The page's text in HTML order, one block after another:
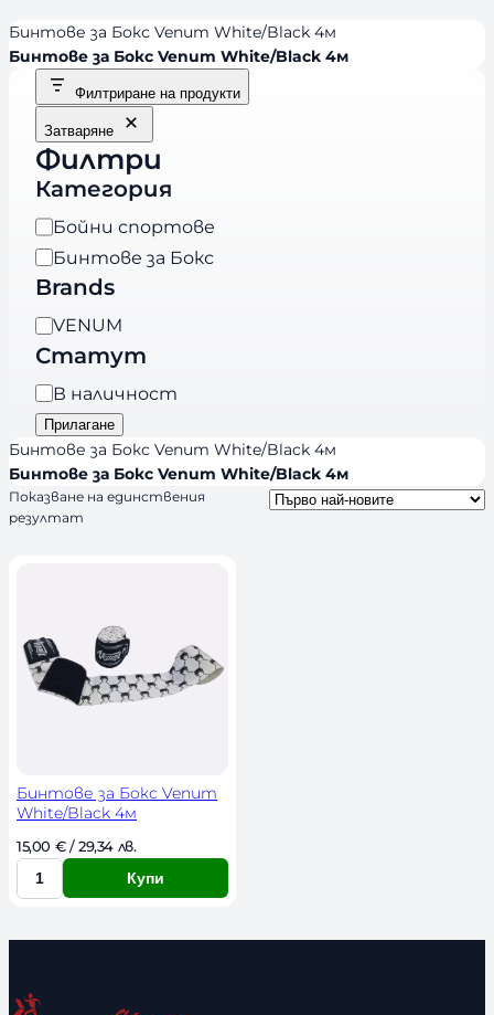
Бинтове за Бокс Venum White/Black 4м
Бинтове за Бокс Venum White/Black 4м
Филтриране на продукти
Затваряне
Филтри
Категория
К
а
т
г
о
р
и
я
Бойни спортове
Бинтове за Бокс
Brands
B
r
a
n
d
s
VENUM
Статут
Н
а
л
и
ч
н
В наличност
Прилагане
Бинтове за Бокс Venum White/Black 4м
Бинтове за Бокс Venum White/Black 4м
Показване на единствения
резултат
Бинтове за Бокс Venum
White/Black 4м
15,00 € / 29,34 лв.
К
л
ч
Купи